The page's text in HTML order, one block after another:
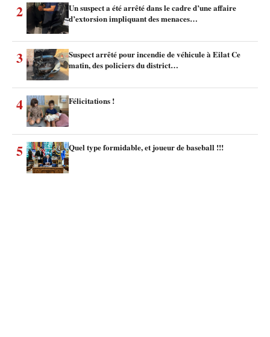
2
Un suspect a été arrêté dans le cadre d’une affaire
d’extorsion impliquant des menaces…
3
Suspect arrêté pour incendie de véhicule à Eilat Ce
matin, des policiers du district…
4 Félicitations !
5 Quel type formidable, et joueur de baseball !!!